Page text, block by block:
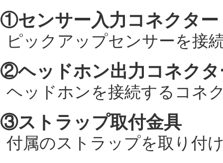
①センサー入力コネクター
ピックアップセンサーを接
②ヘッドホン出力コネクタ
ヘッドホンを接続するコネ
③ストラップ取付金具
付属のストラップを取り付